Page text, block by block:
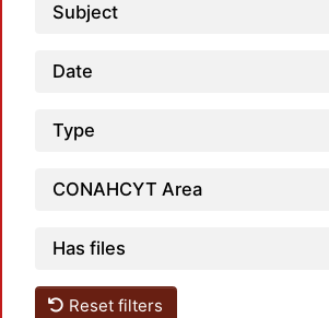
Subject
Date
Type
CONAHCYT Area
Has files
Reset filters